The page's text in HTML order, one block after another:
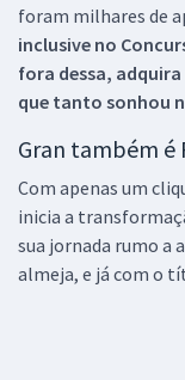
foram milhares de
inclusive no
fora dessa, adquira
que tanto sonhou
Gran também é
Com apenas um
inicia a
sua jornada rumo a
almeja, e já com o